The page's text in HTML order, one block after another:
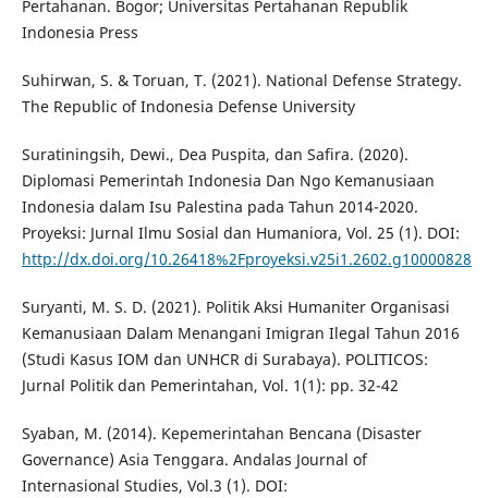
Pertahanan. Bogor; Universitas Pertahanan Republik
Indonesia Press
Suhirwan, S. & Toruan, T. (2021). National Defense Strategy.
The Republic of Indonesia Defense University
Suratiningsih, Dewi., Dea Puspita, dan Safira. (2020).
Diplomasi Pemerintah Indonesia Dan Ngo Kemanusiaan
Indonesia dalam Isu Palestina pada Tahun 2014-2020.
Proyeksi: Jurnal Ilmu Sosial dan Humaniora, Vol. 25 (1). DOI:
http://dx.doi.org/10.26418%2Fproyeksi.v25i1.2602.g10000828
Suryanti, M. S. D. (2021). Politik Aksi Humaniter Organisasi
Kemanusiaan Dalam Menangani Imigran Ilegal Tahun 2016
(Studi Kasus IOM dan UNHCR di Surabaya). POLITICOS:
Jurnal Politik dan Pemerintahan, Vol. 1(1): pp. 32-42
Syaban, M. (2014). Kepemerintahan Bencana (Disaster
Governance) Asia Tenggara. Andalas Journal of
Internasional Studies, Vol.3 (1). DOI: